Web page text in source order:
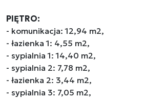
PIĘTRO:
- komunikacja: 12,94 m2,
- łazienka 1: 4,55 m2,
- sypialnia 1: 14,40 m2,
- sypialnia 2: 7,78 m2,
- łazienka 2: 3,44 m2,
- sypialnia 3: 7,05 m2,